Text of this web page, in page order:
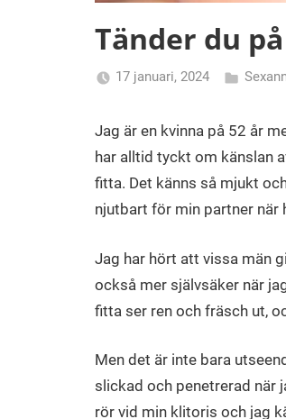
Tänder du
17 januari, 2024
Jag är en kvinna på 52 år
har alltid tyckt om känslan
fitta. Det känns så mjukt
njutbart för min partner när
Jag har hört att vissa män
också mer självsäker när
fitta ser ren och fräsch ut,
Men det är inte bara
slickad och penetrerad när
rör vid min klitoris och jag